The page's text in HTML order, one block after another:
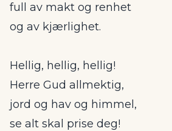
full av makt og renhet
og av kjærlighet.
Hellig, hellig, hellig!
Herre Gud allmektig,
jord og hav og himmel,
se alt skal prise deg!